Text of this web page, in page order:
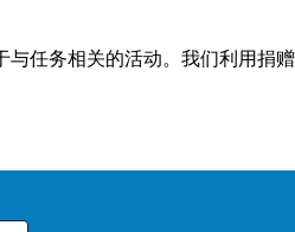
与任务相关的活动。我们利用捐